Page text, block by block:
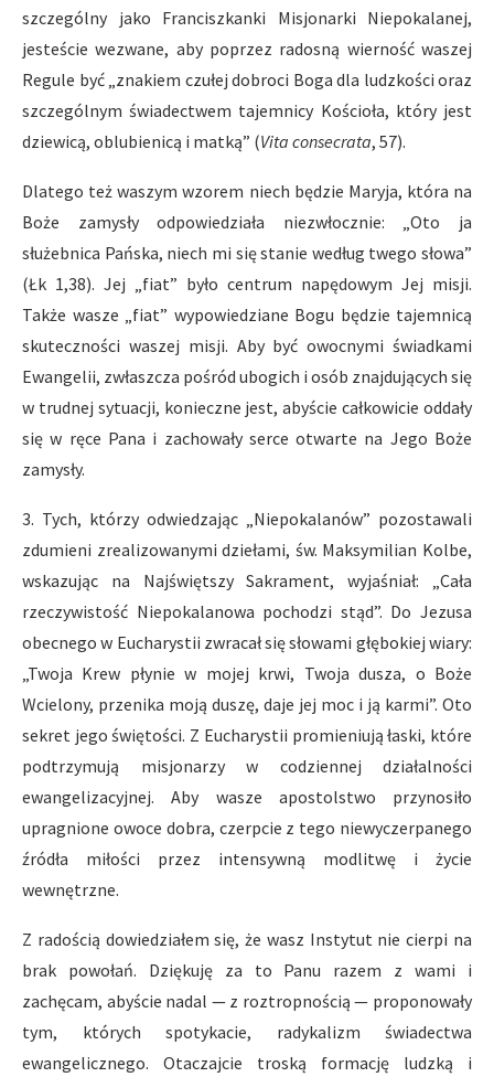
szczególny jako Franciszkanki Misjonarki Niepokalanej,
jesteście wezwane, aby poprzez radosną wierność waszej
Regule być „znakiem czułej dobroci Boga dla ludzkości oraz
szczególnym świadectwem tajemnicy Kościoła, który jest
dziewicą, oblubienicą i matką” (Vita consecrata, 57).
Dlatego też waszym wzorem niech będzie Maryja, która na
Boże zamysły odpowiedziała niezwłocznie: „Oto ja
służebnica Pańska, niech mi się stanie według twego słowa”
(Łk 1,38). Jej „fiat” było centrum napędowym Jej misji.
Także wasze „fiat” wypowiedziane Bogu będzie tajemnicą
skuteczności waszej misji. Aby być owocnymi świadkami
Ewangelii, zwłaszcza pośród ubogich i osób znajdujących się
w trudnej sytuacji, konieczne jest, abyście całkowicie oddały
się w ręce Pana i zachowały serce otwarte na Jego Boże
zamysły.
3. Tych, którzy odwiedzając „Niepokalanów” pozostawali
zdumieni zrealizowanymi dziełami, św. Maksymilian Kolbe,
wskazując na Najświętszy Sakrament, wyjaśniał: „Cała
rzeczywistość Niepokalanowa pochodzi stąd”. Do Jezusa
obecnego w Eucharystii zwracał się słowami głębokiej wiary:
„Twoja Krew płynie w mojej krwi, Twoja dusza, o Boże
Wcielony, przenika moją duszę, daje jej moc i ją karmi”. Oto
sekret jego świętości. Z Eucharystii promieniują łaski, które
podtrzymują misjonarzy w codziennej działalności
ewangelizacyjnej. Aby wasze apostolstwo przynosiło
upragnione owoce dobra, czerpcie z tego niewyczerpanego
źródła miłości przez intensywną modlitwę i życie
wewnętrzne.
Z radością dowiedziałem się, że wasz Instytut nie cierpi na
brak powołań. Dziękuję za to Panu razem z wami i
zachęcam, abyście nadal — z roztropnością — proponowały
tym, których spotykacie, radykalizm świadectwa
ewangelicznego. Otaczajcie troską formację ludzką i